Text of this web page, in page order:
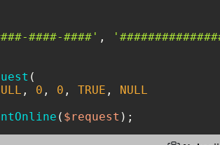
####-####' ,
(
, 0 , 0 , TRUE ,
NULL
( $request );